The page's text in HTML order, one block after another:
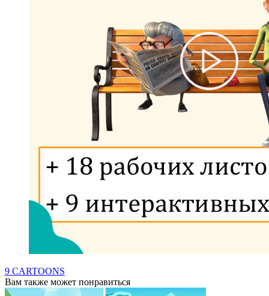
9 CARTOONS
Вам также может понравиться